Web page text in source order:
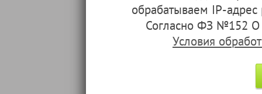
обрабатываем IP-
Согласно ФЗ №152 О
Условия